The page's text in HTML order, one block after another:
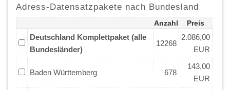
Adress-Datensatzpakete nach Bundesland
Anzahl Preis
Deutschland Komplettpaket (alle
Bundesländer)
12268
2.086,00
EUR
Baden Württemberg 678
143,00
EUR